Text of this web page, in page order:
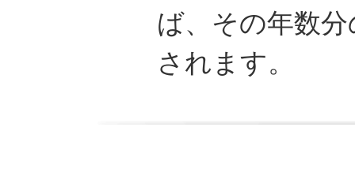
ば、その年数
されます。